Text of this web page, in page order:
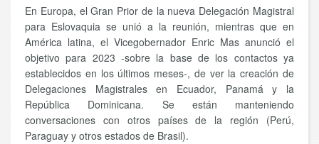
En Europa, el Gran Prior de la nueva Delegación Magistral
para Eslovaquia se unió a la reunión, mientras que en
América latina, el Vicegobernador Enric Mas anunció el
objetivo para 2023 -sobre la base de los contactos ya
establecidos en los últimos meses-, de ver la creación de
Delegaciones Magistrales en Ecuador, Panamá y la
República Dominicana. Se están manteniendo
conversaciones con otros países de la región (Perú,
Paraguay y otros estados de Brasil).